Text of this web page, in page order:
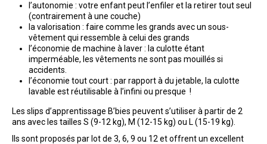
l’autonomie : votre enfant peut l’enfiler et la retirer tout seul
(contrairement à une couche)
la valorisation : faire comme les grands avec un sous-
vêtement qui ressemble à celui des grands
l’économie de machine à laver : la culotte étant
imperméable, les vêtements ne sont pas mouillés si
accidents.
l’économie tout court : par rapport à du jetable, la culotte
lavable est réutilisable à l’infini ou presque !
Les slips d’apprentissage B’bies peuvent s’utiliser à partir de 2
ans avec les tailles S (9-12 kg), M (12-15 kg) ou L (15-19 kg).
Ils sont proposés par lot de 3, 6, 9 ou 12 et offrent un excellent